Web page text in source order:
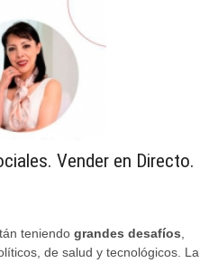
Vender en Directo.
teniendo grandes desafíos
de salud y tecnológicos. La